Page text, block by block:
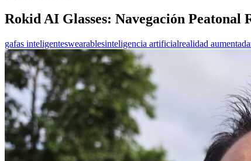
Rokid AI Glasses: Navegación
gafas inteligenteswearablesinteligencia artificialrealidad aumentada